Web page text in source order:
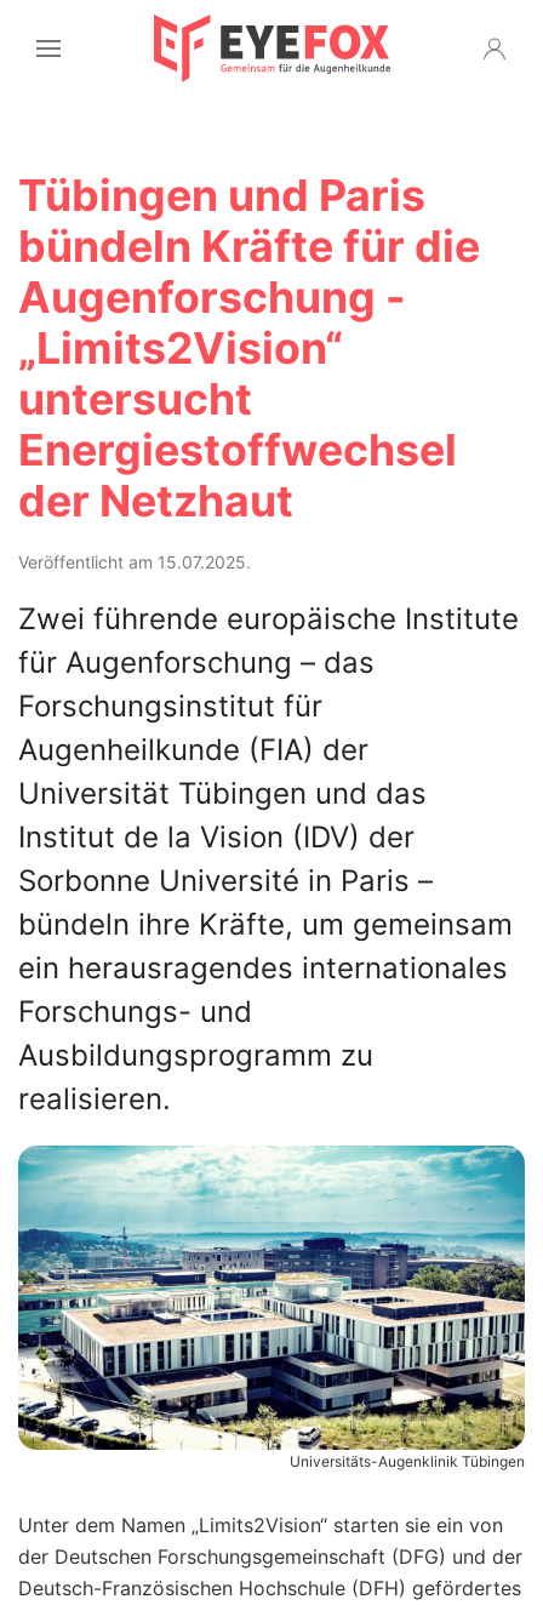
Tübingen und Paris
bündeln Kräfte für die
Augenforschung -
„Limits2Vision“
untersucht
Energiestoffwechsel
der Netzhaut
Veröffentlicht am 15.07.2025.
Zwei führende europäische Institute
für Augenforschung – das
Forschungsinstitut für
Augenheilkunde (FIA) der
Universität Tübingen und das
Institut de la Vision (IDV) der
Sorbonne Université in Paris –
bündeln ihre Kräfte, um gemeinsam
ein herausragendes internationales
Forschungs- und
Ausbildungsprogramm zu
realisieren.
Universitäts-Augenklinik Tübingen
Unter dem Namen „Limits2Vision“ starten sie ein von
der Deutschen Forschungsgemeinschaft (DFG) und der
Deutsch-Französischen Hochschule (DFH) gefördertes